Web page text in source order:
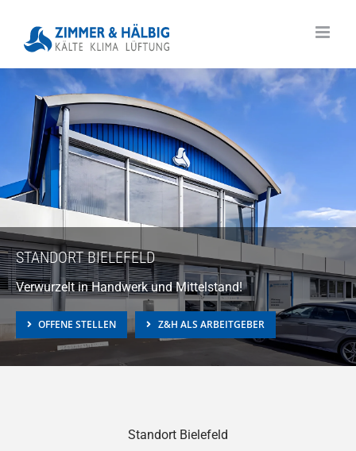
content
STANDORT BIELEFELD
Verwurzelt in Handwerk und Mittelstand!
OFFENE STELLEN Z&H ALS ARBEITGEBER
Standort Bielefeld